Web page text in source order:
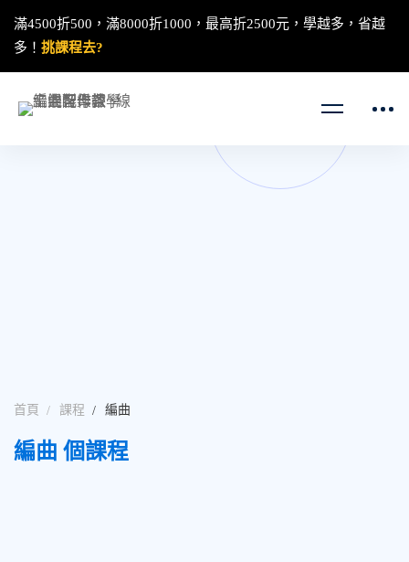
滿4500折500，滿8000折1000，最高折2500元，學越多，省越
多！ 挑課程去?
首頁 課程 編曲
編曲 個課程